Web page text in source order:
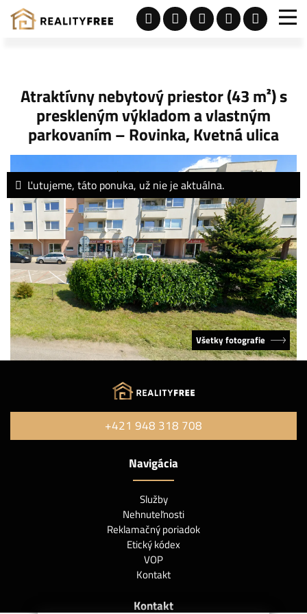
Atraktívny nebytový priestor (43 m²) s
preskleným výkladom a vlastným
parkovaním – Rovinka, Kvetná ulica
Ľutujeme, táto ponuka, už nie je aktuálna.
Všetky fotografie
+421 948 318 708
Navigácia
Služby
Nehnuteľnosti
Reklamačný poriadok
Etický kódex
VOP
Kontakt
Kontakt